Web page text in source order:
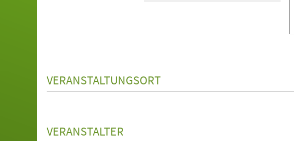
VERANSTALTUNGSORT
VERANSTALTER